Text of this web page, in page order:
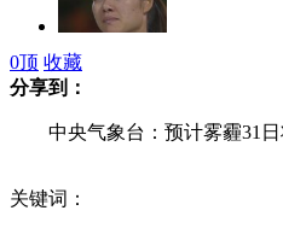
李娜WTA世界排名重返前
实拍记者暗访黑站 点明抢
0顶 收藏
分享到：
中央气象台：预计雾霾31日
关键词：